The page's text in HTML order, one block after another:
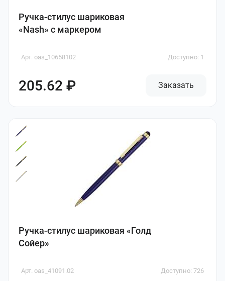
Ручка-стилус шариковая
«Nash» с маркером
Арт. oas_10658102 Доступно: 1
205.62 ₽ Заказать
Ручка-стилус шариковая «Голд
Сойер»
Арт. oas_41091.02 Доступно: 726